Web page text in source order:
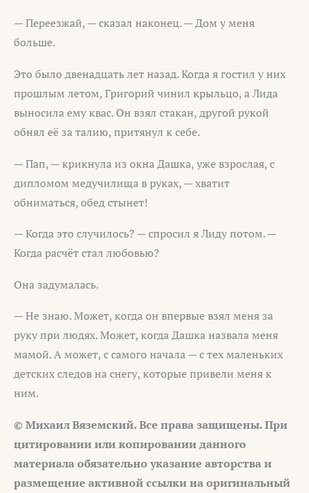
— Переезжай, — сказал наконец. — Дом у меня
больше.
Это было двенадцать лет назад. Когда я гостил у них
прошлым летом, Григорий чинил крыльцо, а Лида
выносила ему квас. Он взял стакан, другой рукой
обнял её за талию, притянул к себе.
— Пап, — крикнула из окна Дашка, уже взрослая, с
дипломом медучилища в руках, — хватит
обниматься, обед стынет!
— Когда это случилось? — спросил я Лиду потом. —
Когда расчёт стал любовью?
Она задумалась.
— Не знаю. Может, когда он впервые взял меня за
руку при людях. Может, когда Дашка назвала меня
мамой. А может, с самого начала — с тех маленьких
детских следов на снегу, которые привели меня к
ним.
© Михаил Вяземский. Все права защищены. При
цитировании иликопировании данного
материала обязательно указание авторства и
размещение активной ссылки на оригинальный